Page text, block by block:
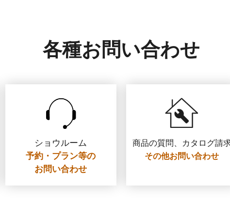
各種お問い合わせ
ショウルーム
予約・プラン等の
お問い合わせ
商品の質問、カタログ請
その他お問い合わせ